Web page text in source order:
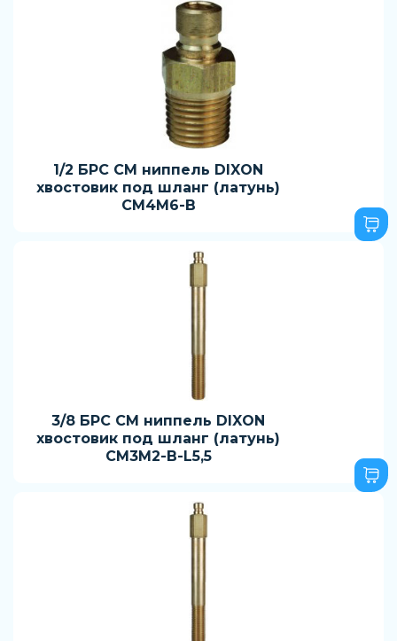
1/2 БРС CM ниппель DIXON
хвостовик под шланг (латунь)
CM4M6-B
3/8 БРС CM ниппель DIXON
хвостовик под шланг (латунь)
CM3M2-B-L5,5